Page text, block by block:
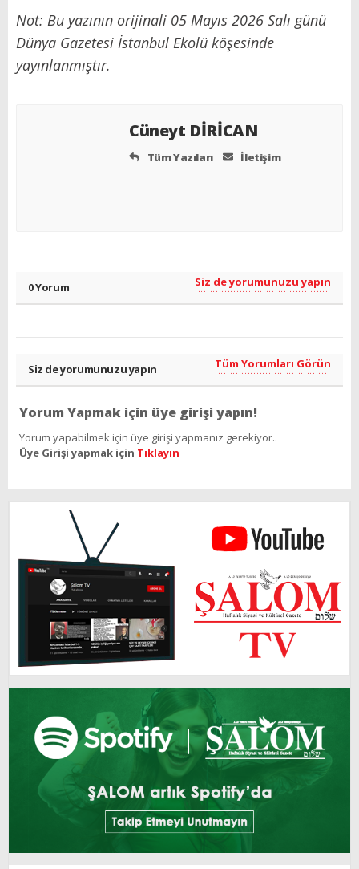
Not: Bu yazının orijinali 05 Mayıs 2026 Salı günü
Dünya Gazetesi İstanbul Ekolü köşesinde
yayınlanmıştır.
Cüneyt DİRİCAN
Tüm Yazıları İletişim
0 Yorum Siz de yorumunuzu yapın
Siz de yorumunuzu yapın Tüm Yorumları Görün
Yorum Yapmak için üye girişi yapın!
Yorum yapabilmek için üye girişi yapmanız gerekiyor..
Üye Girişi yapmak için Tıklayın